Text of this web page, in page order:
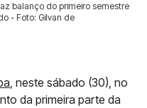
balanço do primeiro semestre
- Foto: Gilvan de
, neste sábado (30), no
da primeira parte da